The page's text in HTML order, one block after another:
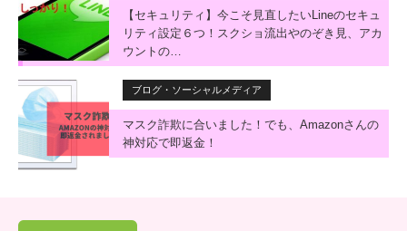
【セキュリティ】今こそ見直したいLineのセキュ
リティ設定６つ！スクショ流出やのぞき見、アカ
ウントの…
ブログ・ソーシャルメディア
マスク詐欺に合いました！でも、Amazonさんの
神対応で即返金！